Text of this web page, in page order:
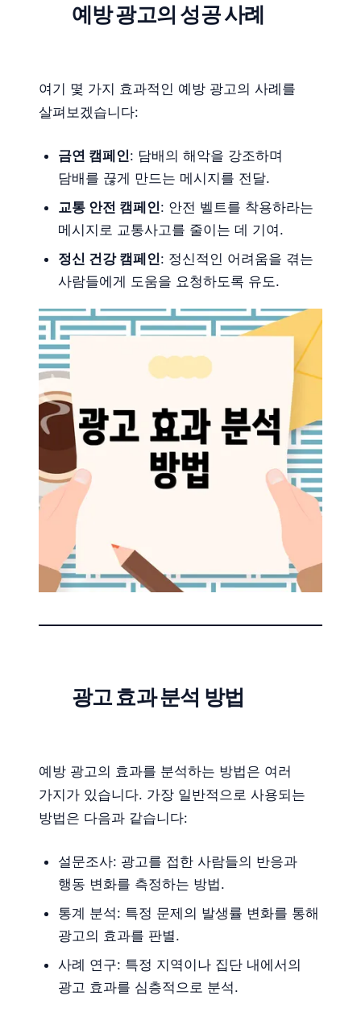
예방 광고의 성공 사례
여기 몇 가지 효과적인 예방 광고의 사례를
살펴보겠습니다:
금연 캠페인: 담배의 해악을 강조하며
담배를 끊게 만드는 메시지를 전달.
교통 안전 캠페인: 안전 벨트를 착용하라는
메시지로 교통사고를 줄이는 데 기여.
정신 건강 캠페인: 정신적인 어려움을 겪는
사람들에게 도움을 요청하도록 유도.
광고 효과 분석 방법
예방 광고의 효과를 분석하는 방법은 여러
가지가 있습니다. 가장 일반적으로 사용되는
방법은 다음과 같습니다:
설문조사: 광고를 접한 사람들의 반응과
행동 변화를 측정하는 방법.
통계 분석: 특정 문제의 발생률 변화를 통해
광고의 효과를 판별.
사례 연구: 특정 지역이나 집단 내에서의
광고 효과를 심층적으로 분석.